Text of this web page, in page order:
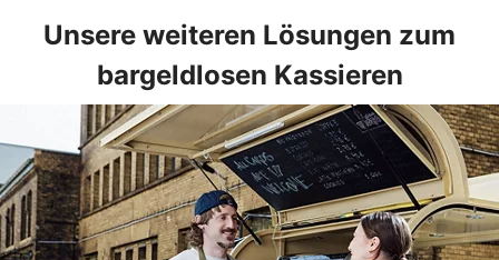
Unsere weiteren Lösungen zum
bargeldlosen Kassieren